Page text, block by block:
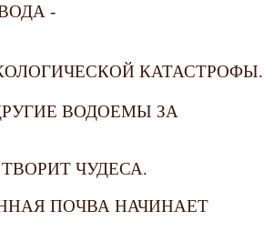
-
КАТАСТРОФЫ.
ВОДОЕМЫ ЗА
ЧУДЕСА.
ПОЧВА НАЧИНАЕТ